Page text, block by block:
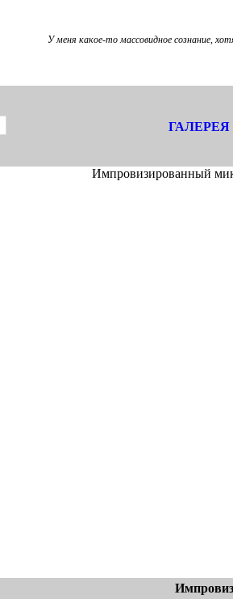
У меня какое-то массовидное сознание,
ГАЛЕРЕЯ